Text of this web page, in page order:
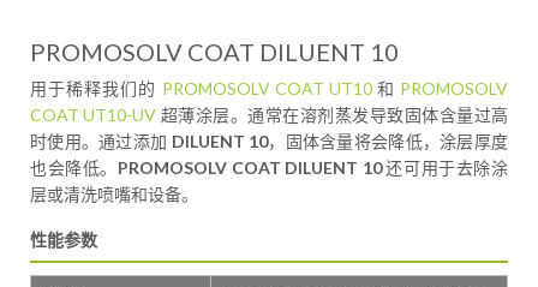
PROMOSOLV COAT DILUENT 10
用于稀释我们的 PROMOSOLV COAT UT10和 PROMOSOLV
COAT UT10-UV 超薄涂层。通常在溶剂蒸发导致固体含量过高
时使用。通过添加 DILUENT 10，固体含量将会降低，涂层厚度
也会降低。 PROMOSOLV COAT DILUENT 10还可用于去除涂
层或清洗喷嘴和设备。
性能参数